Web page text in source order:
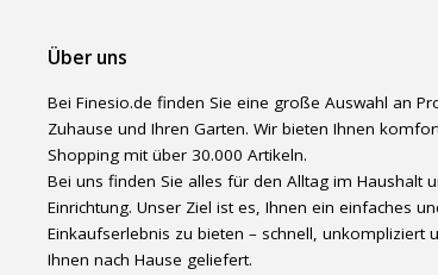
Über uns
Bei Finesio.de finden Sie eine große Auswahl an
Zuhause und Ihren Garten. Wir bieten Ihnen
Shopping mit über 30.000 Artikeln.
Bei uns finden Sie alles für den Alltag im Haushalt
Einrichtung. Unser Ziel ist es, Ihnen ein einfaches
Einkaufserlebnis zu bieten – schnell, unkompliziert
Ihnen nach Hause geliefert.